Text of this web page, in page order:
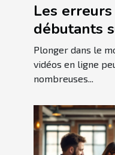
Les
débutants
plateforme
ligne
Plonger dans le
vidéos en ligne
nombreuses...